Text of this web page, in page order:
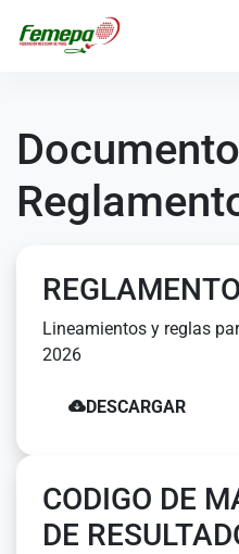
Lineamientos y reglas
2026
DESCARGAR
CODIGO DE
DE